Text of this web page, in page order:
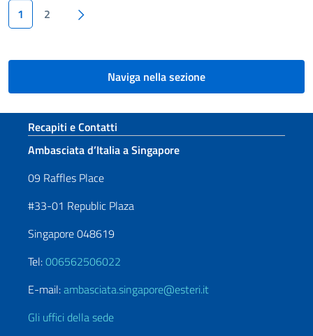
Paginazione
1 2
Naviga nella sezione
Sezione footer
Recapiti e Contatti
Ambasciata d’Italia a Singapore
09 Raffles Place
#33-01 Republic Plaza
Singapore 048619
Tel:006562506022
E-mail:ambasciata.singapore@esteri.it
Gli uffici della sede